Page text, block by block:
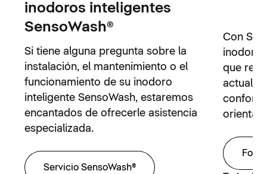
inodoros inteligentes
SensoWash®
Si tiene alguna pregunta sobre la
instalación, el mantenimiento o el
funcionamiento de su inodoro
inteligente SensoWash, estaremos
encantados de ofrecerle asistencia
especializada.
Servicio SensoWash®
Con
que
confort